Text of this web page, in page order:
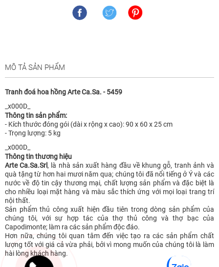
MÔ TẢ SẢN PHẨM
Tranh đoá hoa hồng Arte Ca.Sa. - 5459
_x000D_
Thông tin sản phẩm:
- Kích thước đóng gói (dài x rộng x cao): 90 x 60 x 25 cm
- Trọng lượng: 5 kg
_x000D_
Thông tin thương hiệu
Arte Ca.Sa.Srl , là nhà sản xuất hàng đầu về khung gỗ, tranh ảnh và
quà tặng từ hơn hai mươi năm qua; chúng tôi đã nổi tiếng ở Ý và các
nước về độ tin cậy thương mại, chất lượng sản phẩm và đặc biệt là
cho nhiều loại mặt hàng và màu sắc thích ứng với mọi loại trang trí
nội thất.
Sản phẩm thủ công xuất hiện đầu tiên trong dòng sản phẩm của
chúng tôi, với sự hợp tác của thợ thủ công và thợ bạc của
Capodimonte; làm ra các sản phẩm độc đáo.
Hơn nữa, chúng tôi quan tâm đến việc tạo ra các sản phẩm chất
lượng tốt với giá cả vừa phải, bởi vì mong muốn của chúng tôi là làm
hài lòng khách hàng.